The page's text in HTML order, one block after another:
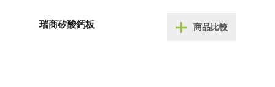
瑞商矽酸鈣板 商品比較